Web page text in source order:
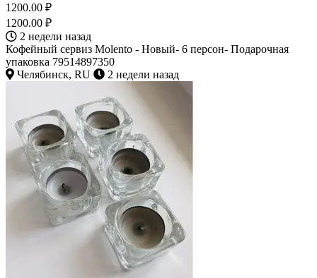
1200.00 ₽
1200.00 ₽
2 недели назад
Кофейный сервиз Molento - Новый- 6 персон- Подарочная
упаковка 79514897350
Челябинск, RU
2 недели назад